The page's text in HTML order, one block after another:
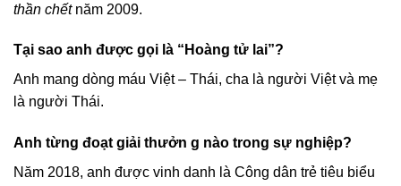
thần chếtnăm 2009.
Tại sao anh được gọi là “Hoàng tử lai”?
Anh mang dòng máu Việt – Thái, cha là người Việt và mẹ
là người Thái.
Anh từng đoạt giải thưởn g nào trong sự nghiệp?
Năm 2018, anh được vinh danh là Công dân trẻ tiêu biểu